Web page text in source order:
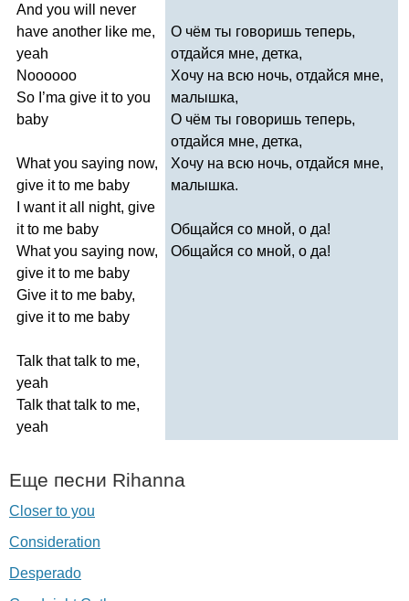
And you will
never
have another like me,
yeah
Noooooo
So ’ma give it to you
baby
What you saying now,
give it to me baby
want it all night, give
it to me baby
What you saying now,
give it to me baby
Give it to me baby,
give it to me baby
Talk that talk to me,
yeah
Talk that talk to me,
yeah
О чём ты говоришь теперь,
отдайся мне, детка,
Хочу на всю ночь, отдайся мне,
малышка,
О чём ты говоришь теперь,
отдайся мне, детка,
Хочу на всю ночь, отдайся мне,
малышка.
Общайся со мной, о да!
Общайся со мной, о да!
Еще песни Rihanna
Closer to you
Consideration
Desperado